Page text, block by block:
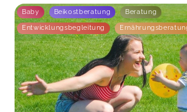
Baby Beikostberatung Beratung
Entwicklungsbegleitung